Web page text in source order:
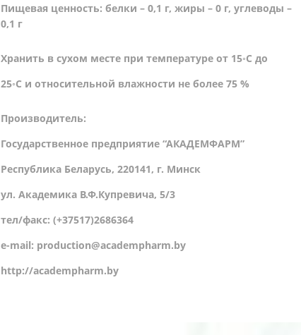
Пищевая ценность: белки – 0,1 г, жиры – 0 г, углеводы –
0,1 г
Хранить в сухом месте при температуре от 15◦С до
25◦С и относительной влажности не более 75 %
Производитель:
Государственное предприятие “АКАДЕМФАРМ”
Республика Беларусь, 220141, г. Минск
ул. Академика В.Ф.Купревича, 5/3
тел/факс: (+37517)2686364
e-mail: production@academpharm.by
http://academpharm.by